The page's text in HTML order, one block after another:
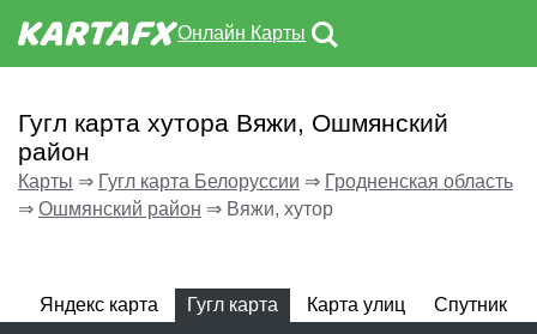
Онлайн Карты
Гугл карта хутора Вяжи, Ошмянский
район
Карты ⇒ Гугл карта Белоруссии ⇒ Гродненская область
⇒ Ошмянский район ⇒ Вяжи, хутор
Яндекс карта Гугл карта Карта улиц Спутник